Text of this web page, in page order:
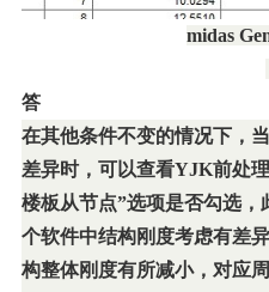
midas
答
在其他条件不变的情况下，
差异时，可以查看YJK前处
楼板从节点”选项是否勾选
个软件中结构刚度考虑有差
构整体刚度有所减小，对应